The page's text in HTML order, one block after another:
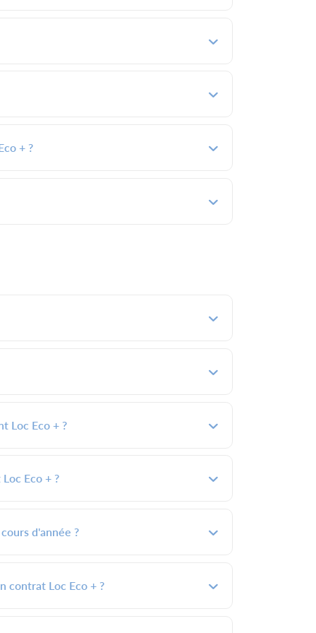
+ ?
Loc Eco + ?
Eco + ?
d'année ?
contrat Loc Eco + ?